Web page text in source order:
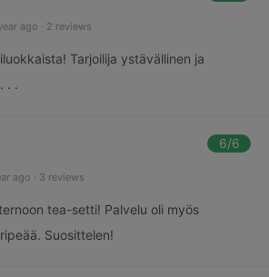
ago · 2 reviews
Tarjoilija ystävällinen ja
. .
6/6
ago · 3 reviews
tea-setti! Palvelu oli myös
Suosittelen!